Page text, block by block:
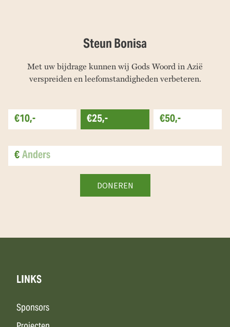
Steun Bonisa
Met uw bijdrage kunnen wij Gods Woord in Azië
verspreiden en leefomstandigheden verbeteren.
€10,- €25,-
€50,-
€
LINKS
Sponsors